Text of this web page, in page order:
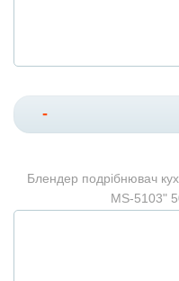
-
Блендер подрібнювач
MS-5103"